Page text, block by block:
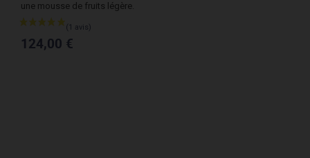
une mousse de fruits légère.
124,00 €